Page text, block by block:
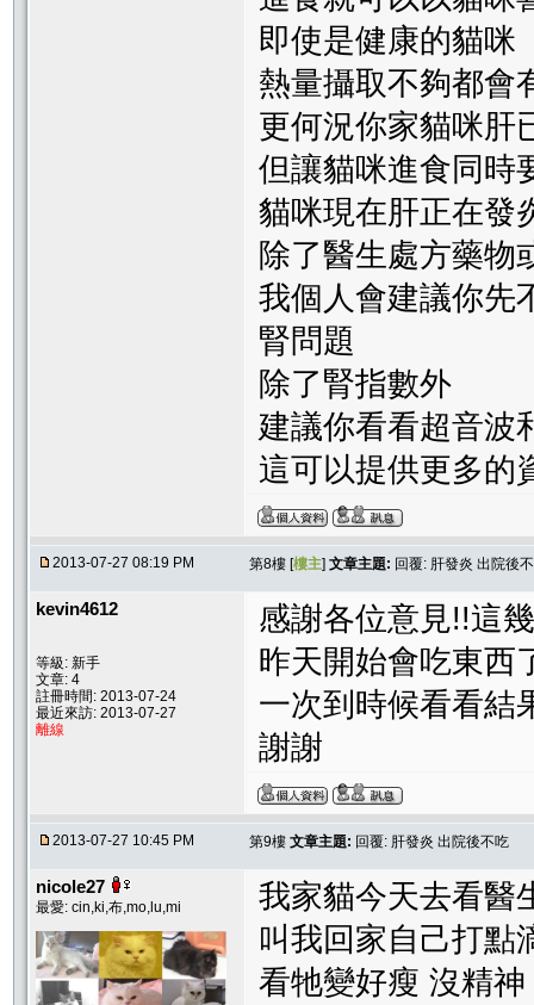
即使是健康的貓咪
熱量攝取不夠都會
更何況你家貓咪肝
但讓貓咪進食同時
貓咪現在肝正在發
除了醫生處方藥物
我個人會建議你先
腎問題
除了腎指數外
建議你看看超音波
這可以提供更多的
2013-07-27 08:19 PM 第8樓 [樓主] 文章主題: 回覆: 肝發炎 出院後
kevin4612
等級: 新手
文章: 4
註冊時間: 2013-07-24
最近來訪: 2013-07-27
離線
感謝各位意見!!這
昨天開始會吃東西
一次到時候看看結
謝謝
2013-07-27 10:45 PM 第9樓 文章主題: 回覆: 肝發炎 出院後不吃
nicole27
最愛: cin,ki,布,mo,lu,mi
我家貓今天去看醫
叫我回家自己打點
看牠變好瘦 沒精